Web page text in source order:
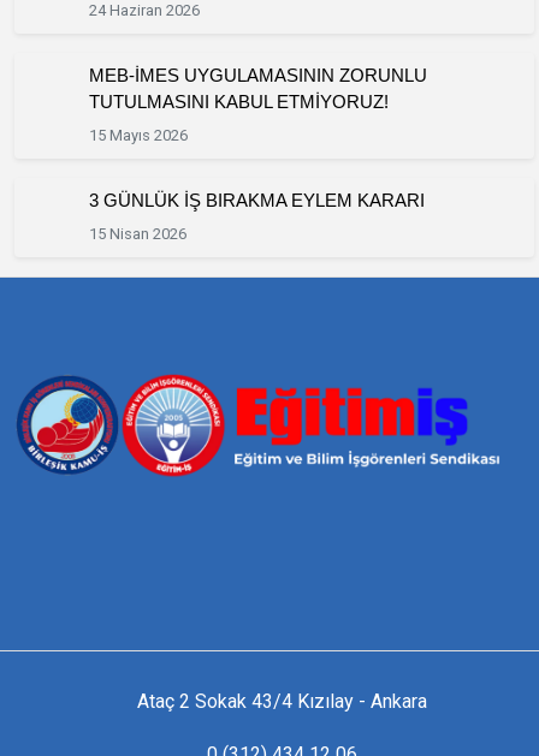
24 Haziran 2026
MEB-İMES UYGULAMASININ ZORUNLU
TUTULMASINI KABUL ETMİYORUZ!
15 Mayıs 2026
3 GÜNLÜK İŞ BIRAKMA EYLEM KARARI
15 Nisan 2026
Ataç 2 Sokak 43/4 Kızılay - Ankara